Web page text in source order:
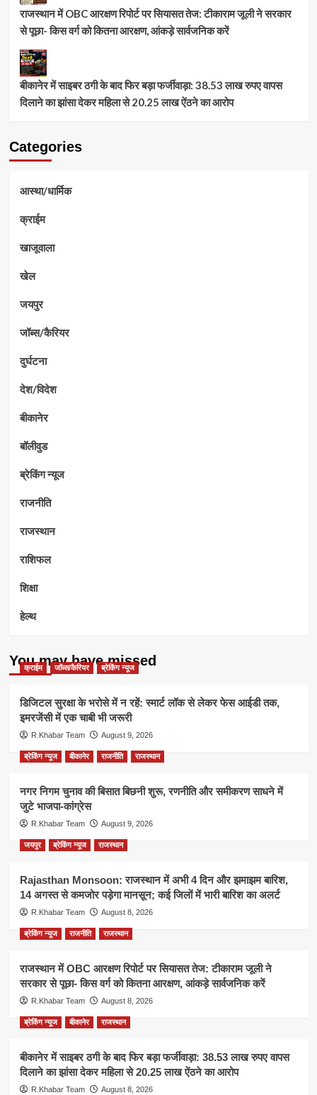
राजस्थान में OBC आरक्षण रिपोर्ट पर सियासत तेज: टीकाराम जूली ने सरकार
से पूछा- किस वर्ग को कितना आरक्षण, आंकड़े सार्वजनिक करें
बीकानेर में साइबर ठगी के बाद फिर बड़ा फर्जीवाड़ा: 38.53 लाख रुपए वापस
दिलाने का झांसा देकर महिला से 20.25 लाख ऐंठने का आरोप
Categories
आस्था/धार्मिक
क्राईम
खाजूवाला
खेल
जयपुर
जॉब्स/कैरियर
दुर्घटना
देश/विदेश
बीकानेर
बॉलीवुड
ब्रेकिंग न्यूज
राजनीति
राजस्थान
राशिफल
शिक्षा
हेल्थ
You may have missed
क्राईम जॉब्स/कैरियर ब्रेकिंग न्यूज
डिजिटल सुरक्षा के भरोसे में न रहें: स्मार्ट लॉक से लेकर फेस आईडी तक,
इमरजेंसी में एक चाबी भी जरूरी
R.Khabar Team August 9, 2026
ब्रेकिंग न्यूज बीकानेर राजनीति राजस्थान
नगर निगम चुनाव की बिसात बिछनी शुरू, रणनीति और समीकरण साधने में
जुटे भाजपा-कांग्रेस
R.Khabar Team August 9, 2026
जयपुर ब्रेकिंग न्यूज राजस्थान
Rajasthan Monsoon: राजस्थान में अभी 4 दिन और झमाझम बारिश,
14 अगस्त से कमजोर पड़ेगा मानसून; कई जिलों में भारी बारिश का अलर्ट
R.Khabar Team August 8, 2026
ब्रेकिंग न्यूज राजनीति राजस्थान
राजस्थान में OBC आरक्षण रिपोर्ट पर सियासत तेज: टीकाराम जूली ने
सरकार से पूछा- किस वर्ग को कितना आरक्षण, आंकड़े सार्वजनिक करें
R.Khabar Team August 8, 2026
ब्रेकिंग न्यूज बीकानेर राजस्थान
बीकानेर में साइबर ठगी के बाद फिर बड़ा फर्जीवाड़ा: 38.53 लाख रुपए वापस
दिलाने का झांसा देकर महिला से 20.25 लाख ऐंठने का आरोप
R.Khabar Team August 8, 2026